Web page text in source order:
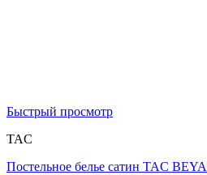
Быстрый просмотр
TAC
Постельное белье сатин TAC